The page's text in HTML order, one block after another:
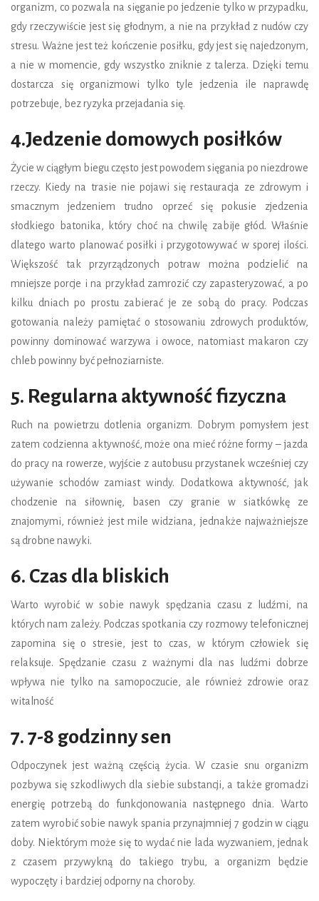
organizm, co pozwala na sięganie po jedzenie tylko w przypadku,
gdy rzeczywiście jest się głodnym, a nie na przykład z nudów czy
stresu. Ważne jest też kończenie posiłku, gdy jest się najedzonym,
a nie w momencie, gdy wszystko zniknie z talerza. Dzięki temu
dostarcza się organizmowi tylko tyle jedzenia ile naprawdę
potrzebuje, bez ryzyka przejadania się.
4.Jedzenie domowych posiłków
Życie w ciągłym biegu często jest powodem sięgania po niezdrowe
rzeczy. Kiedy na trasie nie pojawi się restauracja ze zdrowym i
smacznym jedzeniem trudno oprzeć się pokusie zjedzenia
słodkiego batonika, który choć na chwilę zabije głód. Właśnie
dlatego warto planować posiłki i przygotowywać w sporej ilości.
Większość tak przyrządzonych potraw można podzielić na
mniejsze porcje i na przykład zamrozić czy zapasteryzować, a po
kilku dniach po prostu zabierać je ze sobą do pracy. Podczas
gotowania należy pamiętać o stosowaniu zdrowych produktów,
powinny dominować warzywa i owoce, natomiast makaron czy
chleb powinny być pełnoziarniste.
5. Regularna aktywność fizyczna
Ruch na powietrzu dotlenia organizm. Dobrym pomysłem jest
zatem codzienna aktywność, może ona mieć różne formy – jazda
do pracy na rowerze, wyjście z autobusu przystanek wcześniej czy
używanie schodów zamiast windy. Dodatkowa aktywność, jak
chodzenie na siłownię, basen czy granie w siatkówkę ze
znajomymi, również jest mile widziana, jednakże najważniejsze
są drobne nawyki.
6. Czas dla bliskich
Warto wyrobić w sobie nawyk spędzania czasu z ludźmi, na
których nam zależy. Podczas spotkania czy rozmowy telefonicznej
zapomina się o stresie, jest to czas, w którym człowiek się
relaksuje. Spędzanie czasu z ważnymi dla nas ludźmi dobrze
wpływa nie tylko na samopoczucie, ale również zdrowie oraz
witalność
7. 7-8 godzinny sen
Odpoczynek jest ważną częścią życia. W czasie snu organizm
pozbywa się szkodliwych dla siebie substancji, a także gromadzi
energię potrzebą do funkcjonowania następnego dnia. Warto
zatem wyrobić sobie nawyk spania przynajmniej 7 godzin w ciągu
doby. Niektórym może się to wydać nie lada wyzwaniem, jednak
z czasem przywykną do takiego trybu, a organizm będzie
wypoczęty i bardziej odporny na choroby.